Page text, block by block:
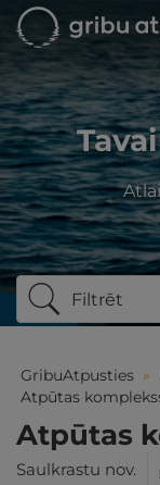
Filtrēt
GribuAtpusties »
Atpūtas
Atpūtas
Saulkrastu nov.